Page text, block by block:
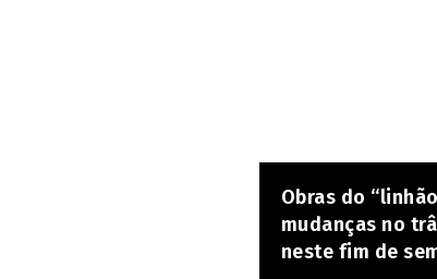
Obras do
mudanças no
neste fim de